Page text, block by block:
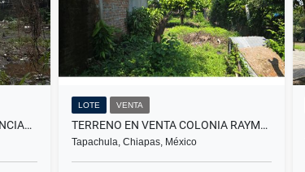
SE VENDE TERRENO EN RESIDENCIAL LAS VEGAS TAPACHULA
LOTE VENTA
TERRENO EN VENTA COLONIA RAYMUNDO ENRIQUEZ
Tapachula, Chiapas, México